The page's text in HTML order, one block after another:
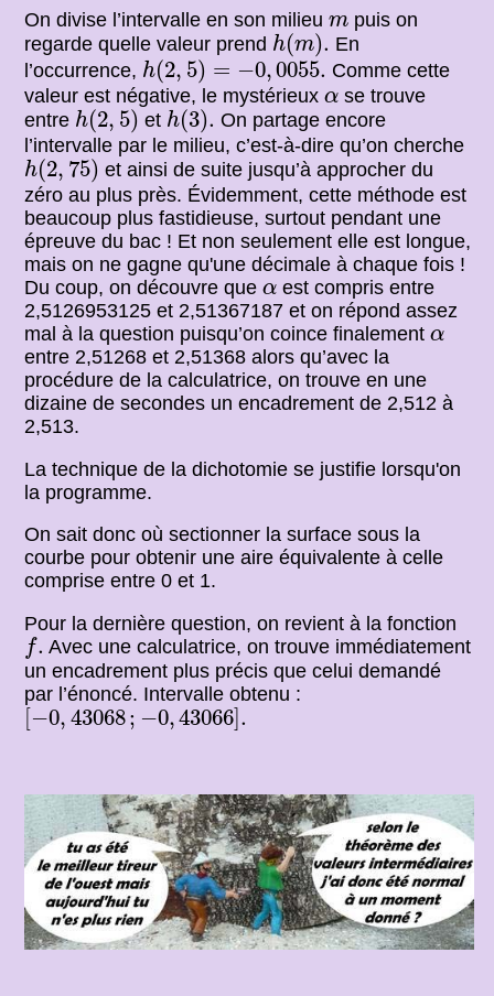
On divise l’intervalle en son milieum
m puis on
regarde quelle valeur prend h(m).
h(m).
En
l’occurrence, h(2, 5) = −0,0055.
h (2,5)=− 0,0055.
Comme cette
valeur est négative, le mystérieuxα
α se trouve
entre h(2, 5)
h(2, 5) et h(3).
h(3). On partage encore
l’intervalle par le milieu, c’est-à-dire qu’on cherche
h(2, 75)
h(2,75) et ainsi de suite jusqu’à approcher du
zéro au plus près. Évidemment, cette méthode est
beaucoup plus fastidieuse, surtout pendant une
épreuve du bac ! Et non seulement elle est longue,
mais on ne gagne qu'une décimale à chaque fois !
Du coup, on découvre queα
α est compris entre
2,5126953125 et 2,51367187 et on répond assez
mal à la question puisqu’on coince finalementα
α
entre 2,51268 et 2,51368 alors qu’avec la
procédure de la calculatrice, on trouve en une
dizaine de secondes un encadrement de 2,512 à
2,513.
La technique de la dichotomie se justifie lorsqu'on
la programme.
On sait donc où sectionner la surface sous la
courbe pour obtenir une aire équivalente à celle
comprise entre 0 et 1.
Pour la dernière question, on revient à la fonction
f.
f. Avec une calculatrice, on trouve immédiatement
un encadrement plus précis que celui demandé
par l’énoncé. Intervalle obtenu :
[−0, 43068; −0,43066].
[−0, 43068; −0,43066].